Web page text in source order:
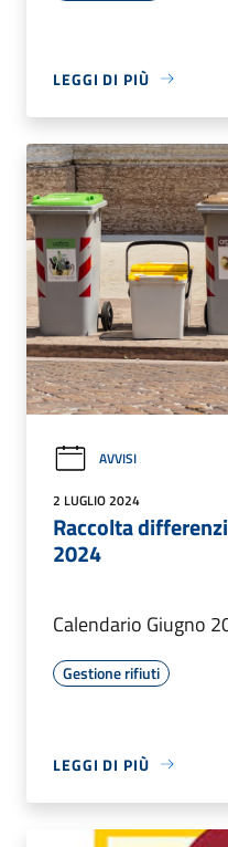
LEGGI DI PIÙ
AVVISI
2 LUGLIO 2024
Raccolta
2024
Calendario Giugno
Gestione rifiuti
LEGGI DI PIÙ